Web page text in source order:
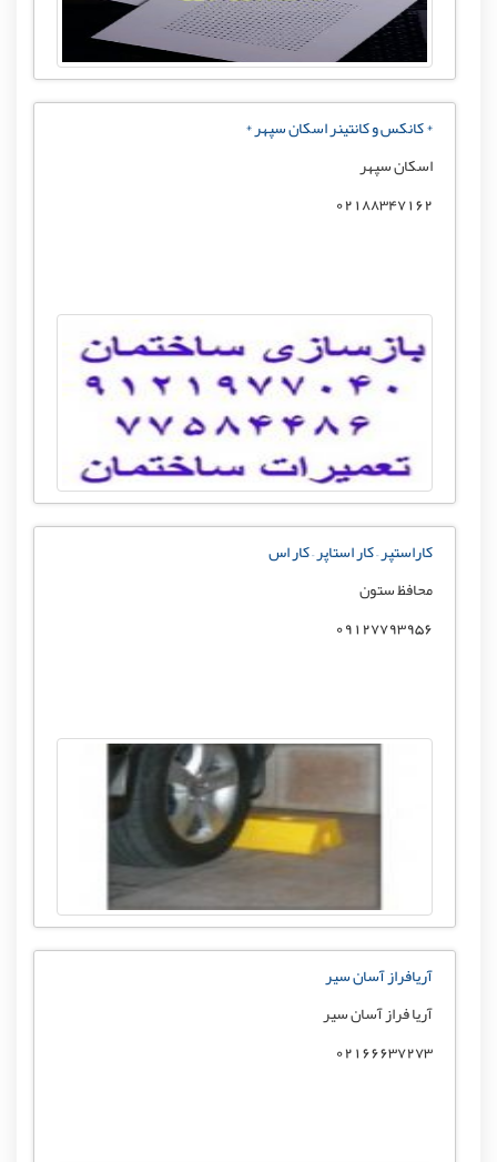
* کانکس و کانتینر اسکان سپهر *
اسکان سپهر
02188347162
کاراستپر – کار استاپر – کار اس
محافظ ستون
09127793956
آریافراز آسان سیر
آریا فراز آسان سیر
02166637273